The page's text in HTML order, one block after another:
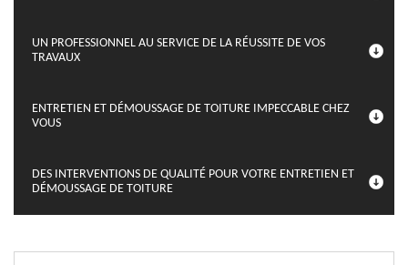
UN PROFESSIONNEL AU SERVICE DE LA RÉUSSITE DE VOS
TRAVAUX
ENTRETIEN ET DÉMOUSSAGE DE TOITURE IMPECCABLE CHEZ
VOUS
DES INTERVENTIONS DE QUALITÉ POUR VOTRE ENTRETIEN ET
DÉMOUSSAGE DE TOITURE